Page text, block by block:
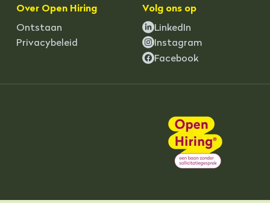
Over Open Hiring
Ontstaan
Privacybeleid
Volg ons op
LinkedIn
Instagram
Facebook